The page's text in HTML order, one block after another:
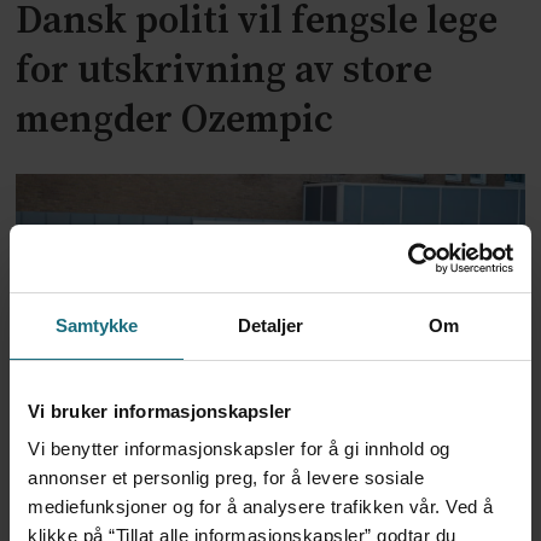
Samtykke Detaljer Om
Vi bruker informasjonskapsler
Vi benytter informasjonskapsler for å gi innhold og
annonser et personlig preg, for å levere sosiale
mediefunksjoner og for å analysere trafikken vår. Ved å
klikke på “Tillat alle informasjonskapsler” godtar du
Dansk politi vil fengsle lege
for utskrivning av store
mengder Ozempic
Feilmedisinert i 18 år – får
millionerstatning